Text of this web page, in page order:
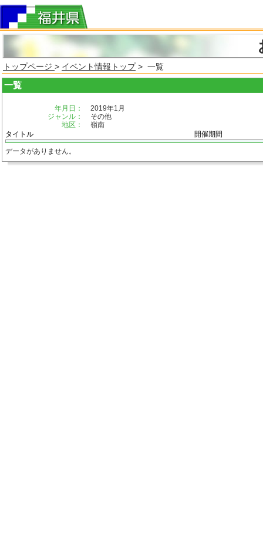
トップページ > イベント情報トップ> 一覧
一覧
年月日：
2019年1月
ジャンル：
その他
地区：
嶺南
タイトル
開催期間
データがありません。